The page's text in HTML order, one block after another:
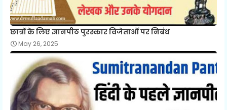
छात्रों के लिए ज्ञानपीठ पुरस्कार विजेताओं पर निबंध
May 26, 2025